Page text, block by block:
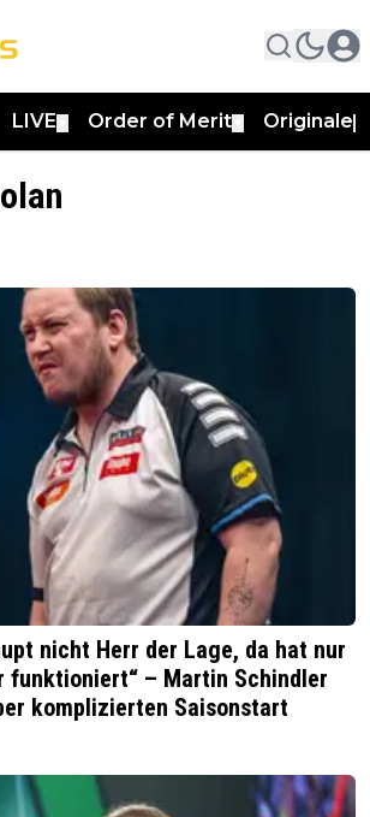
LIVE Order of Merit Originale
nicht Herr der Lage, da hat nur
funktioniert“ – Martin Schindler
komplizierten Saisonstart